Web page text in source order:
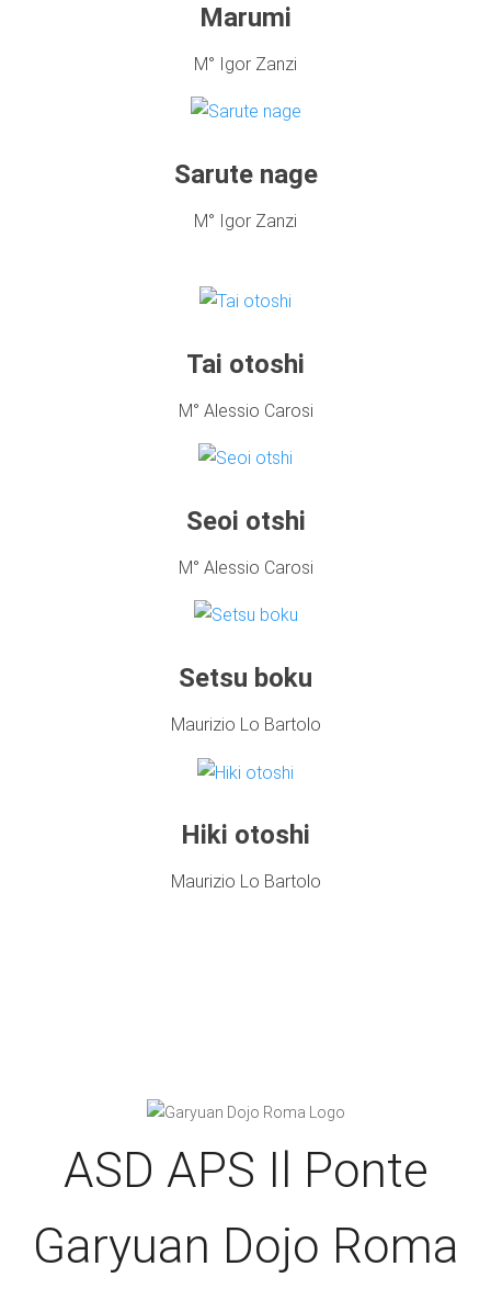
Marumi
M° Igor Zanzi
Sarute nage
M° Igor Zanzi
Tai otoshi
M° Alessio Carosi
Seoi otshi
M° Alessio Carosi
Setsu boku
Maurizio Lo Bartolo
Hiki otoshi
Maurizio Lo Bartolo
ASD APS Il Ponte
Garyuan Dojo Roma